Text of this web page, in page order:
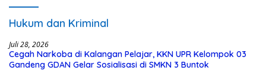
Hukum dan Kriminal
Juli 28, 2026
Cegah Narkoba di Kalangan Pelajar, KKN UPR Kelompok 03
Gandeng GDAN Gelar Sosialisasi di SMKN 3 Buntok